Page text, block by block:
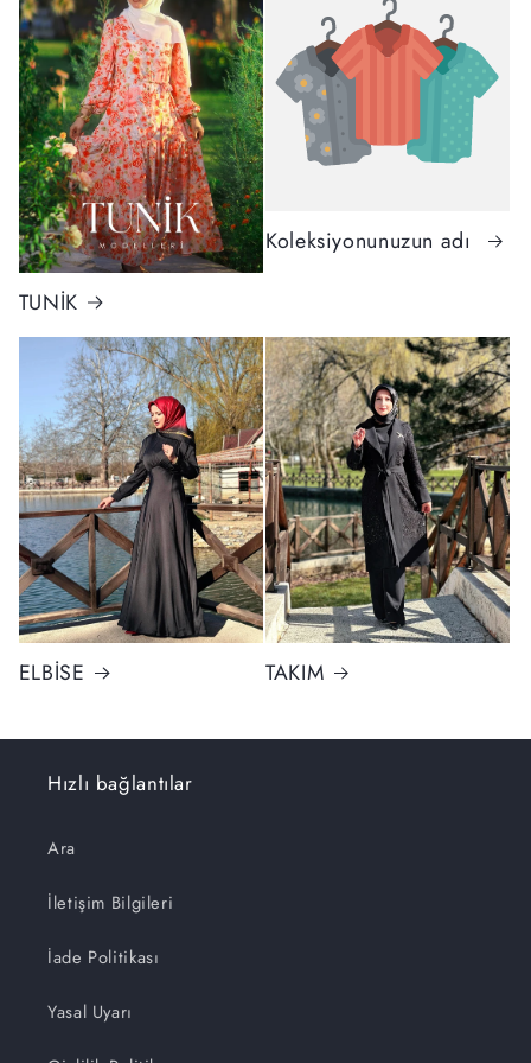
TUNİK
Koleksiyonunuzun adı
ELBİSE TAKIM
Hızlı bağlantılar
Ara
İletişim Bilgileri
İade Politikası
Yasal Uyarı